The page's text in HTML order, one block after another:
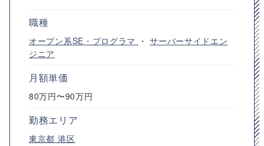
職種
オープン系SE・プログラマ ・サーバーサイドエン
ジニア
月額単価
80万円〜90万円
勤務エリア
東京都 港区